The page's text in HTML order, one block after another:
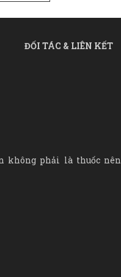
ĐỐI TÁC & LIÊN KẾT
không phải là thuốc nên